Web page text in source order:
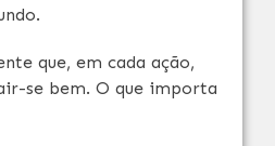
que, em cada ação,
se bem. O que importa